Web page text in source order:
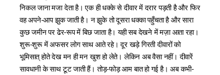
निकल जाना मजा देता है। एक ही धक्‍के से दीवार में दरार पड़ती है और फिर
वह अपने-आप झुक जाती है। न झुके तो दूसरा धक्‍का पहुँचता है और सारा
कुछ जमीन पर ढेर-रूप में बिछ जाता है। यही सब देखने में मज़ा आता रहा।
शुरू-शुरू में अफसर लोग साथ आते रहे। दूर खड़े गिरती दीवारों को
भूमिसात् होते देख मन ही मन खुश हो लेते। लेकिन अब वैसा नहीं। दीवारें
सावधानी के साथ टूट जाती हैं। तोड़-फोड़ आम बात हो गई है। अब कभी-